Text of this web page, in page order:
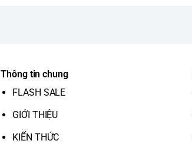
Thông tin chung
FLASH SALE
GIỚI THIỆU
KIẾN THỨC